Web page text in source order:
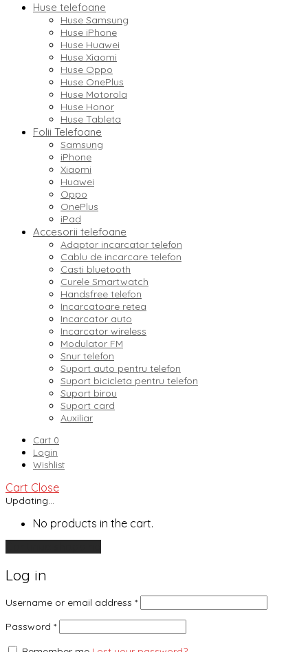
Huse telefoane
Huse Samsung
Huse iPhone
Huse Huawei
Huse Xiaomi
Huse Oppo
Huse OnePlus
Huse Motorola
Huse Honor
Huse Tableta
Folii Telefoane
Samsung
iPhone
Xiaomi
Huawei
Oppo
OnePlus
iPad
Accesorii telefoane
Adaptor incarcator telefon
Cablu de incarcare telefon
Casti bluetooth
Curele Smartwatch
Handsfree telefon
Incarcatoare retea
Incarcator auto
Incarcator wireless
Modulator FM
Snur telefon
Suport auto pentru telefon
Suport bicicleta pentru telefon
Suport birou
Suport card
Auxiliar
Cart 0
Login
Wishlist
Cart Close
Updating…
No products in the cart.
Log in
Username or email address *
Password *